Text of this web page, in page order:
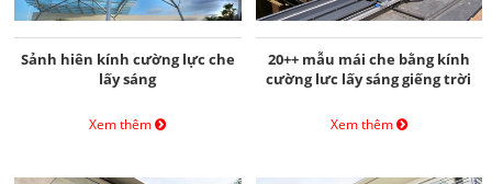
Sảnh hiên kính cường lực che
lấy sáng
Xem thêm
20++ mẫu mái che bằng kính
cường lưc lấy sáng giếng trời
Xem thêm